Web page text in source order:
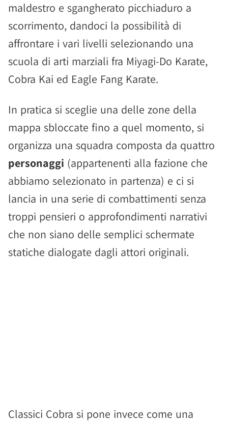
maldestro e sgangherato picchiaduro a
scorrimento, dandoci la possibilità di
affrontare i vari livelli selezionando una
scuola di arti marziali fra Miyagi-Do Karate,
Cobra Kai ed Eagle Fang Karate.
In pratica si sceglie una delle zone della
mappa sbloccate fino a quel momento, si
organizza una squadra composta da quattro
personaggi (appartenenti alla fazione che
abbiamo selezionato in partenza) e ci si
lancia in una serie di combattimenti senza
troppi pensieri o approfondimenti narrativi
che non siano delle semplici schermate
statiche dialogate dagli attori originali.
Classici Cobra si pone invece come una